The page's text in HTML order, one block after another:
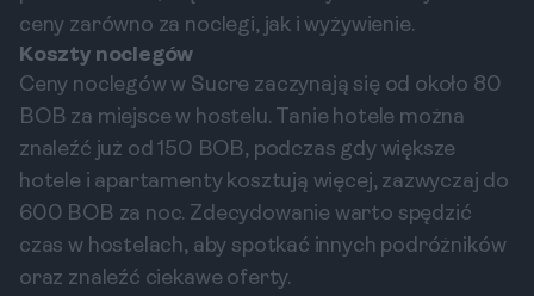
ceny zarówno za noclegi, jak i wyżywienie.
Koszty noclegów
Ceny noclegów w Sucre zaczynają się od około 80
BOB za miejsce w hostelu. Tanie hotele można
znaleźć już od 150 BOB, podczas gdy większe
hotele i apartamenty kosztują więcej, zazwyczaj do
600 BOB za noc. Zdecydowanie warto spędzić
czas w hostelach, aby spotkać innych podróżników
oraz znaleźć ciekawe oferty.